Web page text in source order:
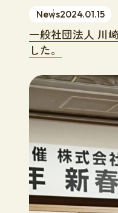
News2024.01.15
一般社団法人 川
した。